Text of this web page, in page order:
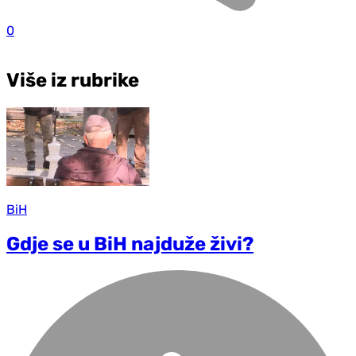
0
Više iz rubrike
BiH
Gdje se u BiH najduže živi?